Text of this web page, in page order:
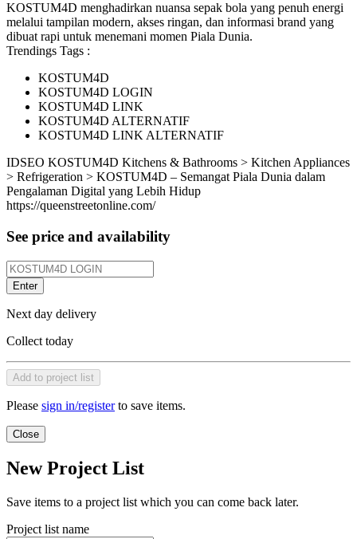
KOSTUM4D menghadirkan nuansa sepak bola yang penuh energi
melalui tampilan modern, akses ringan, dan informasi brand yang
dibuat rapi untuk menemani momen Piala Dunia.
Trendings Tags :
KOSTUM4D
KOSTUM4D LOGIN
KOSTUM4D LINK
KOSTUM4D ALTERNATIF
KOSTUM4D LINK ALTERNATIF
IDSEO KOSTUM4D Kitchens & Bathrooms > Kitchen Appliances
> Refrigeration > KOSTUM4D – Semangat Piala Dunia dalam
Pengalaman Digital yang Lebih Hidup
https://queenstreetonline.com/
See price and availability
Enter
Next day delivery
Collect today
Add to project list
Please sign in/registerto save items.
Close
New Project List
Save items to a project list which you can come back later.
Project list name